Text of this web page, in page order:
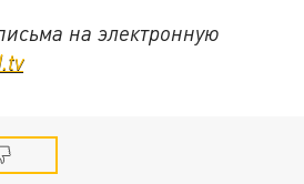
на электронную